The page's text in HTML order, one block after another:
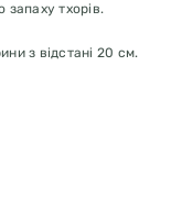
тхорів.
з відстані 20 см.
не дозволяйте